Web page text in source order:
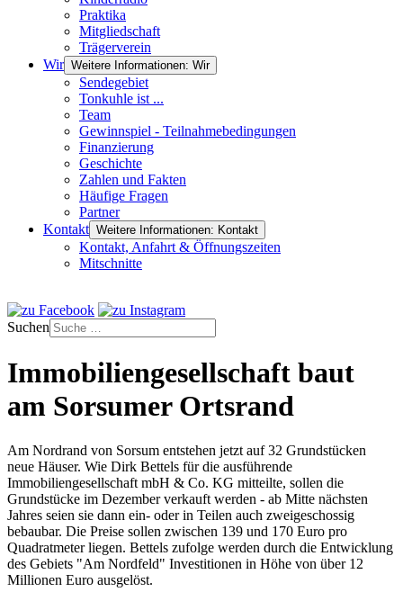
Praktika
Mitgliedschaft
Trägerverein
Wir Weitere Informationen: Wir
Sendegebiet
Tonkuhle ist ...
Team
Gewinnspiel - Teilnahmebedingungen
Finanzierung
Geschichte
Zahlen und Fakten
Häufige Fragen
Partner
Kontakt Weitere Informationen: Kontakt
Kontakt, Anfahrt & Öffnungszeiten
Mitschnitte
Suchen
Immobiliengesellschaft baut
am Sorsumer Ortsrand
Am Nordrand von Sorsum entstehen jetzt auf 32 Grundstücken
neue Häuser. Wie Dirk Bettels für die ausführende
Immobiliengesellschaft mbH & Co. KG mitteilte, sollen die
Grundstücke im Dezember verkauft werden - ab Mitte nächsten
Jahres seien sie dann ein- oder in Teilen auch zweigeschossig
bebaubar. Die Preise sollen zwischen 139 und 170 Euro pro
Quadratmeter liegen. Bettels zufolge werden durch die Entwicklung
des Gebiets "Am Nordfeld" Investitionen in Höhe von über 12
Millionen Euro ausgelöst.